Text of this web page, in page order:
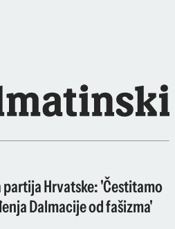
Hrvatske: 'Čestitamo
Dalmacije od fašizma'